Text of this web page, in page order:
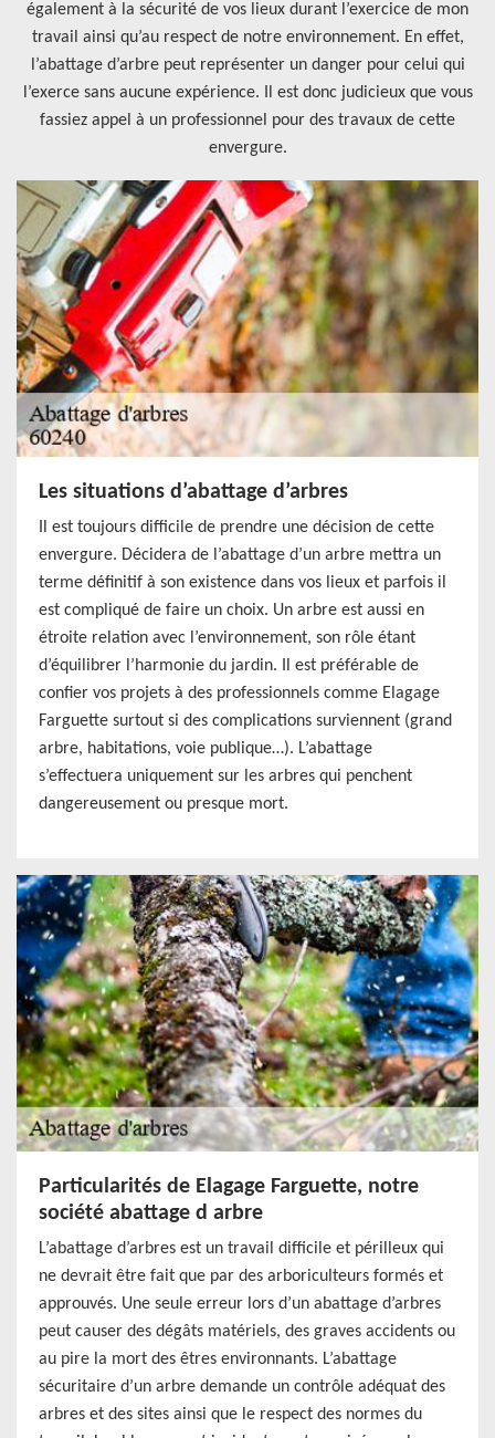
également à la sécurité de vos lieux durant l’exercice de mon
travail ainsi qu’au respect de notre environnement. En effet,
l’abattage d’arbre peut représenter un danger pour celui qui
l’exerce sans aucune expérience. Il est donc judicieux que vous
fassiez appel à un professionnel pour des travaux de cette
envergure.
Les situations d’abattage d’arbres
Il est toujours difficile de prendre une décision de cette
envergure. Décidera de l’abattage d’un arbre mettra un
terme définitif à son existence dans vos lieux et parfois il
est compliqué de faire un choix. Un arbre est aussi en
étroite relation avec l’environnement, son rôle étant
d’équilibrer l’harmonie du jardin. Il est préférable de
confier vos projets à des professionnels comme Elagage
Farguette surtout si des complications surviennent (grand
arbre, habitations, voie publique…). L’abattage
s’effectuera uniquement sur les arbres qui penchent
dangereusement ou presque mort.
Particularités de Elagage Farguette, notre
société abattage d arbre
L’abattage d’arbres est un travail difficile et périlleux qui
ne devrait être fait que par des arboriculteurs formés et
approuvés. Une seule erreur lors d’un abattage d’arbres
peut causer des dégâts matériels, des graves accidents ou
au pire la mort des êtres environnants. L’abattage
sécuritaire d’un arbre demande un contrôle adéquat des
arbres et des sites ainsi que le respect des normes du